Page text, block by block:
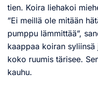
tien. Koira liehakoi
”Ei meillä ole mitään
pumppu lämmittää”,
kaappaa koiran
koko ruumis tärisee.
kauhu.